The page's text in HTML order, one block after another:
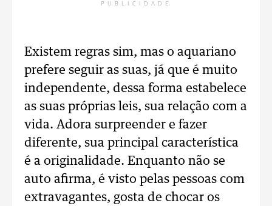
PUBLICIDADE
Existem regras sim, mas o aquariano
prefere seguir as suas, já que é muito
independente, dessa forma estabelece
as suas próprias leis, sua relação com a
vida. Adora surpreender e fazer
diferente, sua principal característica
é a originalidade. Enquanto não se
auto afirma, é visto pelas pessoas com
extravagantes, gosta de chocar os